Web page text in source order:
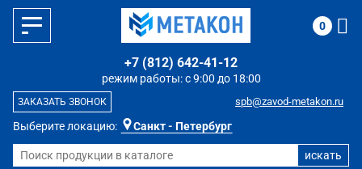
Выберите локацию: Санкт - Петербург
режим работы: с 9:00 до 18:00
+7 (812) 642-41-12
spb@zavod-metakon.ru
ЗАКАЗАТЬ ЗВОНОК
0